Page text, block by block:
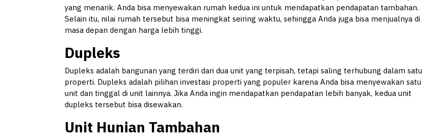
yang menarik. Anda bisa menyewakan rumah kedua ini untuk mendapatkan pendapatan tambahan.
Selain itu, nilai rumah tersebut bisa meningkat seiring waktu, sehingga Anda juga bisa menjualnya di
masa depan dengan harga lebih tinggi.
Dupleks
Dupleks adalah bangunan yang terdiri dari dua unit yang terpisah, tetapi saling terhubung dalam satu
properti. Dupleks adalah pilihan investasi properti yang populer karena Anda bisa menyewakan satu
unit dan tinggal di unit lainnya. Jika Anda ingin mendapatkan pendapatan lebih banyak, kedua unit
dupleks tersebut bisa disewakan.
Unit Hunian Tambahan